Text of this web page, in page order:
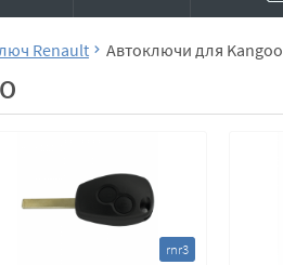
Renault Автоключи для Kangoo
rnr3